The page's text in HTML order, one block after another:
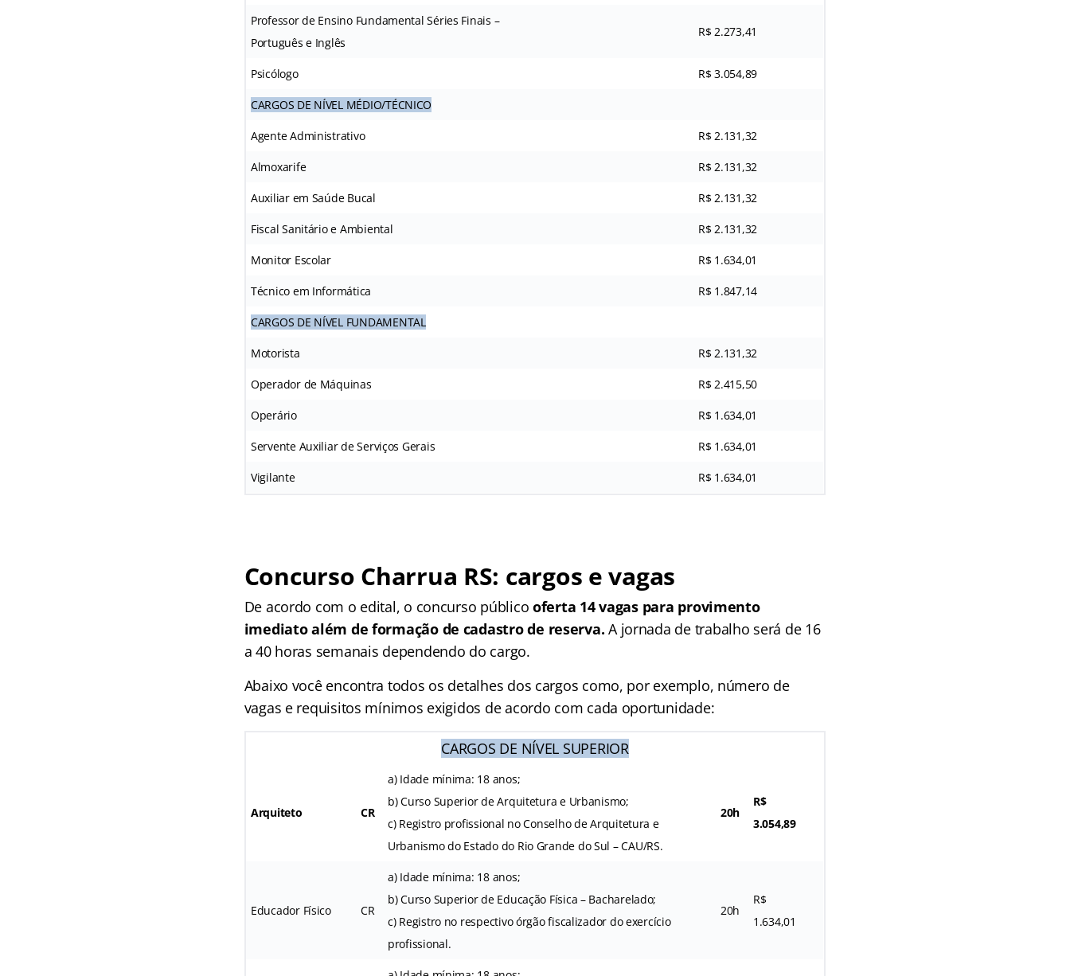
Professor de Ensino Fundamental Séries Finais –
Português e Inglês
R$ 2.273,41
Psicólogo R$ 3.054,89
CARGOS DE NÍVEL MÉDIO/TÉCNICO
Agente Administrativo R$ 2.131,32
Almoxarife R$ 2.131,32
Auxiliar em Saúde Bucal R$ 2.131,32
Fiscal Sanitário e Ambiental R$ 2.131,32
Monitor Escolar R$ 1.634,01
Técnico em Informática R$ 1.847,14
CARGOS DE NÍVEL FUNDAMENTAL
Motorista R$ 2.131,32
Operador de Máquinas R$ 2.415,50
Operário R$ 1.634,01
Servente Auxiliar de Serviços Gerais R$ 1.634,01
Vigilante R$ 1.634,01
Concurso Charrua RS: cargos e vagas
De acordo com o edital, o concurso público oferta 14 vagas para provimento
imediato além de formação de cadastro de reserva.A jornada de trabalho será de 16
a 40 horas semanais dependendo do cargo.
Abaixo você encontra todos os detalhes dos cargos como, por exemplo, número de
vagas e requisitos mínimos exigidos de acordo com cada oportunidade:
CARGOS DE NÍVEL SUPERIOR
Arquiteto CR
a) Idade mínima: 18 anos;
b) Curso Superior de Arquitetura e Urbanismo;
c) Registro profissional no Conselho de Arquitetura e
Urbanismo do Estado do Rio Grande do Sul – CAU/RS.
20h
R$
3.054,89
Educador Físico CR
a) Idade mínima: 18 anos;
b) Curso Superior de Educação Física – Bacharelado;
c) Registro no respectivo órgão fiscalizador do exercício
profissional.
20h
R$
1.634,01